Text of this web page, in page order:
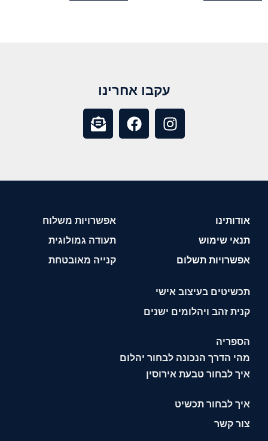
עקבו אחרינו
אודותינו
תנאי שימוש
אפשרויות תשלום
אפשרויות משלוח
תעודה גמולוגית
קנייה מאובטחת
תכשיטים בעיצוב אישי
קנית זהב ויהלומים ישנים
הספריה
מהי הדרך הנכונה לבחור יהלום
איך לבחור טבעת אירוסין
איך לבחור תכשיט
צור קשר